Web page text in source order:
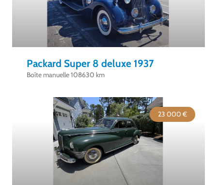
Packard Super 8 deluxe 1937
Boîte manuelle 108630 km
23 000 €